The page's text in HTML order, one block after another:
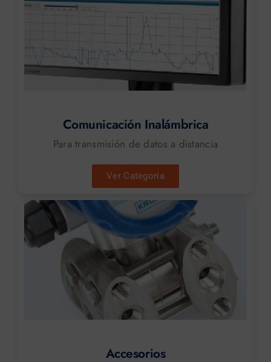
Comunicación Inalámbrica
Para transmisión de datos a distancia
Ver Categoria
Accesorios